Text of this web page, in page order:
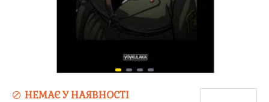
НЕМАЄ У НАЯВНОСТІ